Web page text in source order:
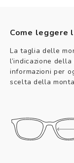
Come leggere
La taglia delle
l’indicazione
informazioni per
scelta della